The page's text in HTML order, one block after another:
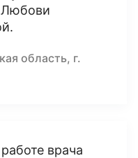
Любови
область, г.
врача